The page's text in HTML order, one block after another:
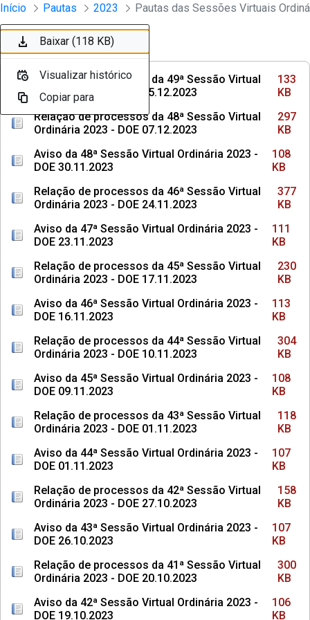
Pular para o Conteúdo principal
Sessões e Reuniões - Documentos
Início Pautas 2023
Ordenar Filtro
Relação de processos da 49ª Sessão Virtual
Ordinária 2023 - DOE 15.12.2023
133
KB
Relação de processos da 48ª Sessão Virtual
Ordinária 2023 - DOE 07.12.2023
297
KB
Aviso da 48ª Sessão Virtual Ordinária 2023 -
DOE 30.11.2023
108
KB
Relação de processos da 46ª Sessão Virtual
Ordinária 2023 - DOE 24.11.2023
377
KB
Aviso da 47ª Sessão Virtual Ordinária 2023 -
DOE 23.11.2023
111
KB
Relação de processos da 45ª Sessão Virtual
Ordinária 2023 - DOE 17.11.2023
230
KB
Aviso da 46ª Sessão Virtual Ordinária 2023 -
DOE 16.11.2023
113
KB
Relação de processos da 44ª Sessão Virtual
Ordinária 2023 - DOE 10.11.2023
304
KB
Aviso da 45ª Sessão Virtual Ordinária 2023 -
DOE 09.11.2023
108
KB
Relação de processos da 43ª Sessão Virtual
Ordinária 2023 - DOE 01.11.2023
118
KB
Aviso da 44ª Sessão Virtual Ordinária 2023 -
DOE 01.11.2023
107
KB
Relação de processos da 42ª Sessão Virtual
Ordinária 2023 - DOE 27.10.2023
158
KB
Aviso da 43ª Sessão Virtual Ordinária 2023 -
DOE 26.10.2023
107
KB
Relação de processos da 41ª Sessão Virtual
Ordinária 2023 - DOE 20.10.2023
300
KB
Aviso da 42ª Sessão Virtual Ordinária 2023 -
DOE 19.10.2023
106
KB
Baixar (133 KB)
Visualizar histórico
Copiar para
Baixar (297 KB)
Visualizar histórico
Copiar para
Baixar (108 KB)
Visualizar histórico
Copiar para
Baixar (377 KB)
Visualizar histórico
Copiar para
Baixar (111 KB)
Visualizar histórico
Copiar para
Baixar (230 KB)
Visualizar histórico
Copiar para
Baixar (113 KB)
Visualizar histórico
Copiar para
Baixar (304 KB)
Visualizar histórico
Copiar para
Baixar (108 KB)
Visualizar histórico
Copiar para
Baixar (118 KB)
Visualizar histórico
Copiar para